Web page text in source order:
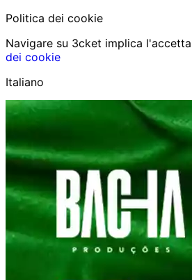
Politica dei cookie
Navigare su 3cket implica
dei cookie
Italiano